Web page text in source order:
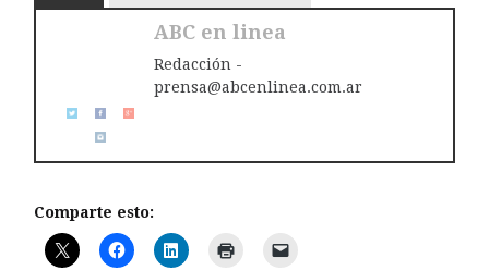
ABC en linea
Redacción -
prensa@abcenlinea.com.ar
Comparte esto: